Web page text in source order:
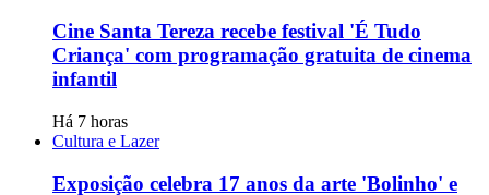
Cine Santa Tereza recebe festival 'É Tudo
Criança' com programação gratuita de cinema
infantil
Há 7 horas
Cultura e Lazer
Exposição celebra 17 anos da arte 'Bolinho' e